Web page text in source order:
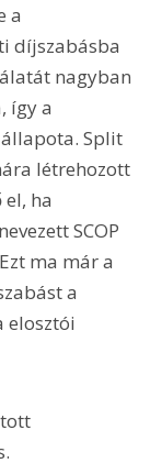
a
díjszabásba
nagyban
így a
Split
létrehozott
ha
SCOP
ma már a
a
elosztói